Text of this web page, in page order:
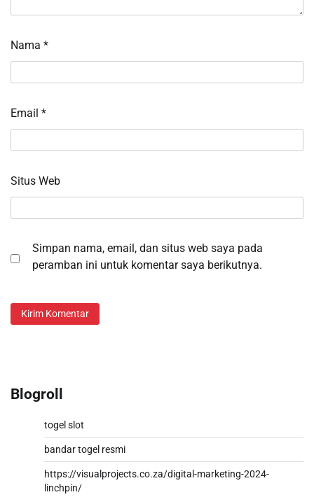
Nama *
Email *
Situs Web
Simpan nama, email, dan situs web saya pada
peramban ini untuk komentar saya berikutnya.
Blogroll
togel slot
bandar togel resmi
https://visualprojects.co.za/digital-marketing-2024-
linchpin/